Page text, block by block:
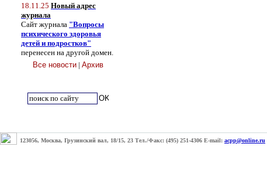
18.11.25 Новый адрес
журнала
Сайт журнала "Вопросы
психического здоровья
детей и подростков"
перенесен на другой домен.
Все новости| Архив
123056, Москва, Грузинский вал, 18/15, 23 Тел./Факс: (495) 251-4306 E-mail: acpp@online.ru